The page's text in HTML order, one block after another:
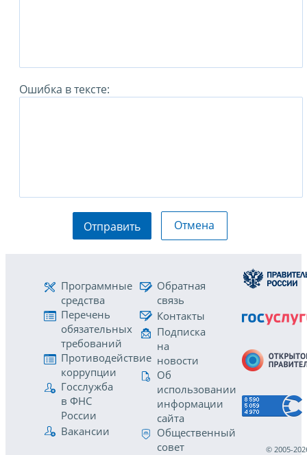
Ошибка в тексте:
Отправить Отмена
Программные
средства
Перечень
обязательных
требований
Противодействие
коррупции
Госслужба
в ФНС
России
Вакансии
Обратная
связь
Контакты
Подписка
на
новости
Об
использовании
информации
сайта
Общественный
совет
© 2005-